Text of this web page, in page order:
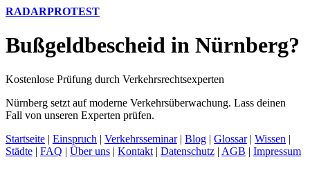
RADARPROTEST
Bußgeldbescheid in Nürnberg?
Kostenlose Prüfung durch Verkehrsrechtsexperten
Nürnberg setzt auf moderne Verkehrsüberwachung. Lass deinen
Fall von unseren Experten prüfen.
Startseite | Einspruch | Verkehrsseminar| Blog | Glossar| Wissen |
Städte | FAQ | Über uns | Kontakt | Datenschutz | AGB | Impressum